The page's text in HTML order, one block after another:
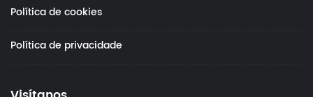
Política de cookies
Política de privacidade